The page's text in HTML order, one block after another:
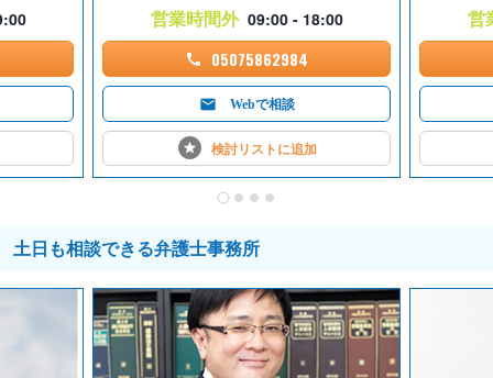
営業時間外 09:00 - 18:00
05075862984
Webで相談
検討リストに追加
営
土日も相談できる弁護士事務所